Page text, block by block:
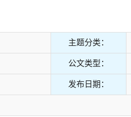
主题分类：
公文类型：
发布日期：